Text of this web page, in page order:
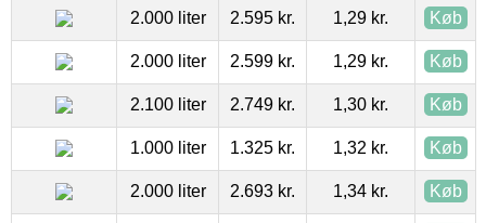
2.000 liter 2.595 kr. 1,29 kr. Køb
2.000 liter 2.599 kr. 1,29 kr. Køb
2.100 liter 2.749 kr. 1,30 kr. Køb
1.000 liter 1.325 kr. 1,32 kr. Køb
2.000 liter 2.693 kr. 1,34 kr. Køb